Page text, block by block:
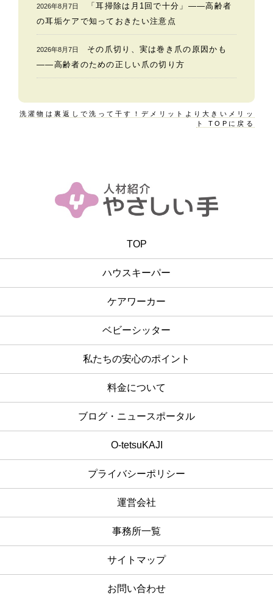
2026年8月7日
「耳掃除は月1回で十分」——高齢者
の耳垢ケアで知っておきたい注意点
2026年8月7日
その爪切り、実は巻き爪の原因かも
——高齢者のための正しい爪の切り方
洗濯物は裏返しで洗って干す！デメリットより大きいメリッ
ト TOPに戻る
TOP
ハウスキーパー
ケアワーカー
ベビーシッター
私たちの安心のポイント
料金について
ブログ・ニュースポータル
O-tetsuKAJI
プライバシーポリシー
運営会社
事務所一覧
サイトマップ
お問い合わせ